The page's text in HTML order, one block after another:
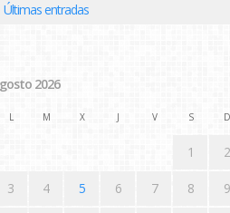
Últimas entradas
2026
L M X J V S D
1 2
3 4 5 6 7 8 9